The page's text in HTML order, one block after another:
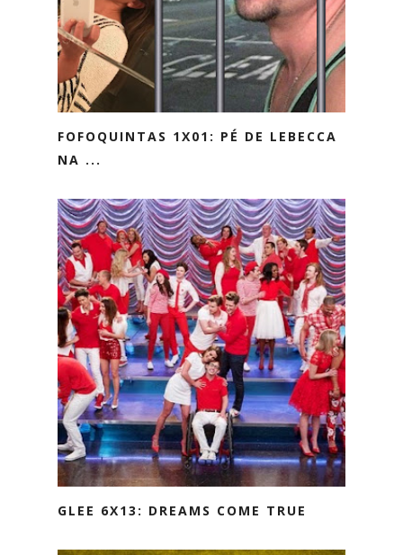
FOFOQUINTAS 1X01: PÉ DE LEBECCA
NA ...
GLEE 6X13: DREAMS COME TRUE